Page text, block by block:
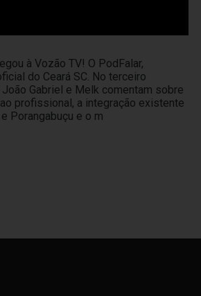
à Vozão TV! O PodFalar,
do Ceará SC. No terceiro
Gabriel e Melk comentam sobre
profissional, a integração existente
Porangabuçu e o m